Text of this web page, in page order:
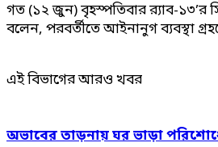
গত (১২ জুন) বৃহস্পতিবার র‍্যাব-১৩’র
বলেন, পরবর্তীতে আইনানুগ ব্যবস্থা
এই বিভাগের আরও খবর
অভাবের তাড়নায় ঘর ভাড়া